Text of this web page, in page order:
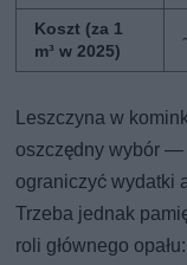
Koszt (za 1
m³ w 2025)
Leszczyna w
oszczędny wybór —
ograniczyć wydatki
Trzeba jednak
roli głównego